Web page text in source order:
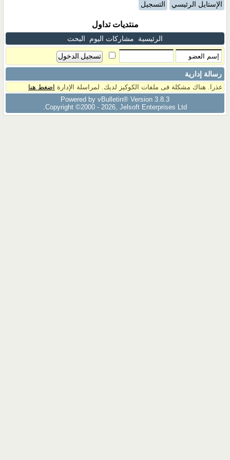
الإستايل الرئيسي التسجيل
منتديات تداول
الرئيسية مشاركات اليوم البحث
رسالة إدارية
عذرا. هناك مشكلة فى ملفات الكوكيز لديك. لمراسلة الإدارة اضغط هنا
Powered by vBulletin® Version 3.8.3
Copyright ©2000 - 2026, Jelsoft Enterprises Ltd.